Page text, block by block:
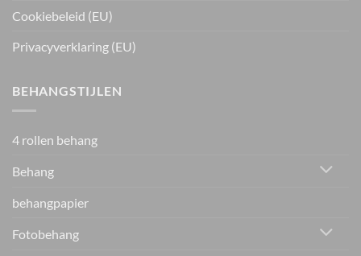
Cookiebeleid (EU)
Privacyverklaring (EU)
BEHANGSTIJLEN
4 rollen behang
Behang
behangpapier
Fotobehang